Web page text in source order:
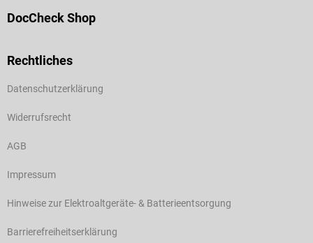
DocCheck Shop
Rechtliches
Datenschutzerklärung
Widerrufsrecht
AGB
Impressum
Hinweise zur Elektroaltgeräte- & Batterieentsorgung
Barrierefreiheitserklärung